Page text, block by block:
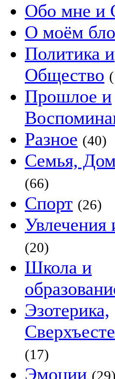
Обо мне и
О моём
Политика и
Общество
Прошлое и
Разное (40)
Семья,
(66)
Спорт (26)
Увлечения
(20)
Школа и
Эзотерика,
(17)
Эмоции (29)